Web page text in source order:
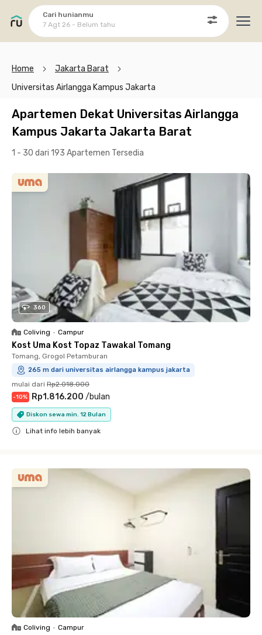
Cari hunianmu
7 Agt 26 - Belum tahu
Home
Jakarta Barat
Universitas Airlangga Kampus Jakarta
Apartemen Dekat Universitas Airlangga
Kampus Jakarta Jakarta Barat
1 - 30 dari 193 Apartemen Tersedia
360
Coliving • Campur
Kost Uma Kost Topaz Tawakal Tomang
Tomang, Grogol Petamburan
265 m dari universitas airlangga kampus jakarta
mulai dari Rp2.018.000
-10% Rp1.816.200 /bulan
Diskon sewa min. 12 Bulan
Lihat info lebih banyak
Coliving • Campur